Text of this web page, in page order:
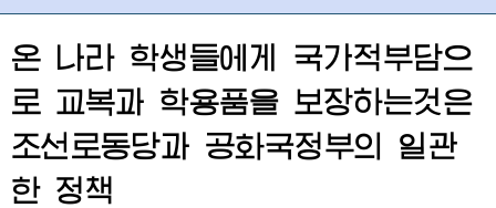
온 나라 학생들에게 국가적부담으
로 교복과 학용품을 보장하는것은
조선로동당과 공화국정부의 일관
한 정책